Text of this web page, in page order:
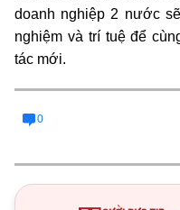
doanh nghiệp 2 nước
nghiệm và trí tuệ để
tác mới.
0